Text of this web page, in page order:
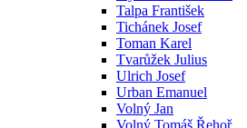
Talpa František
Tichánek Josef
Toman Karel
Tvarůžek Julius
Ulrich Josef
Urban Emanuel
Volný Jan